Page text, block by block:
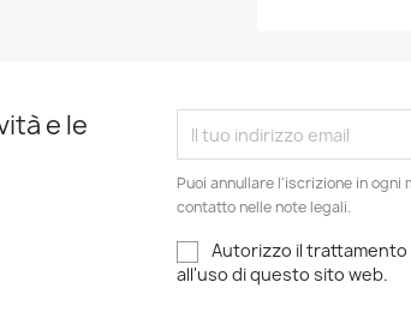
e le
Puoi annullare l'iscrizione in
contatto nelle note legali.
Autorizzo il trattamento
all'uso di questo sito web.